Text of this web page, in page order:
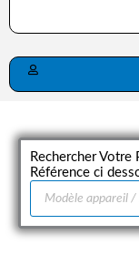
Rechercher Votre
Référence ci
Recherche
produits